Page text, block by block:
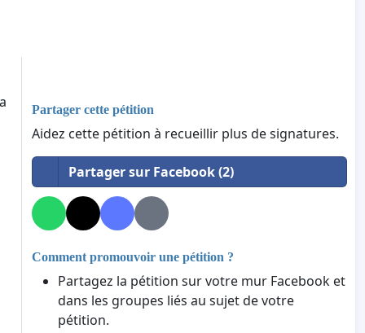
Partager cette pétition
Aidez cette pétition à recueillir plus de signatures.
Partager sur Facebook (2)
Comment promouvoir une pétition ?
Partagez la pétition sur votre mur Facebook et
dans les groupes liés au sujet de votre
pétition.